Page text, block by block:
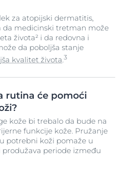
za atopijski dermatitis,
da medicinski tretman može
života² i da redovna i
da poboljša stanje
kvalitet života.3
rutina će pomoći
kože bi trebalo da bude na
funkcije kože. Pružanje
potrebni koži pomaže u
produžava periode između